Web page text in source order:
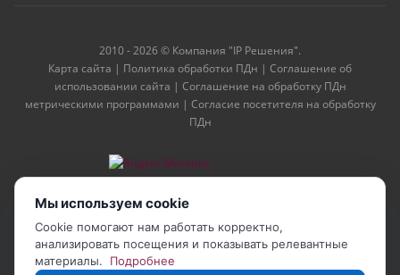
2010 - 2026 © Компания "IP Решения".
Карта сайта | Политика обработки ПДн | Соглашение об
использовании сайта | Соглашение на обработку ПДн
метрическими программами | Согласие посетителя на обработку
ПДн
Мы используем cookie
Cookie помогают нам работать корректно,
анализировать посещения и показывать релевантные
материалы.
Подробнее